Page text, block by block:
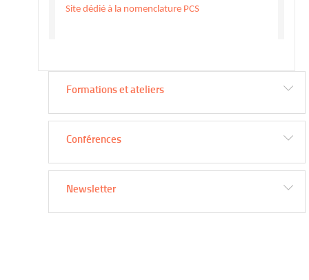
Site dédié à la nomenclature PCS
Formations et ateliers
Conférences
Newsletter